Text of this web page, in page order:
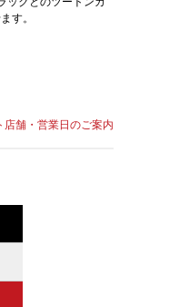
す。
店舗・営業日のご案内